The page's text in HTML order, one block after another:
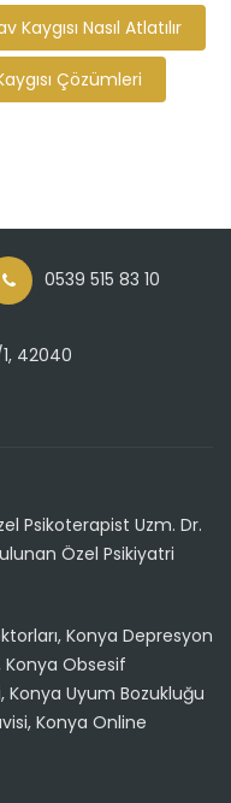
Kaygısı Nasıl Atlatılır
Çözümleri
0539 515 83 10
1, 42040
Psikoterapist Uzm. Dr.
Özel Psikiyatri
Konya Depresyon
Konya Obsesif
Konya Uyum Bozukluğu
Konya Online